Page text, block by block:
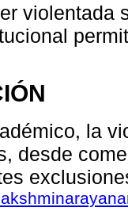
violentada
la
desde